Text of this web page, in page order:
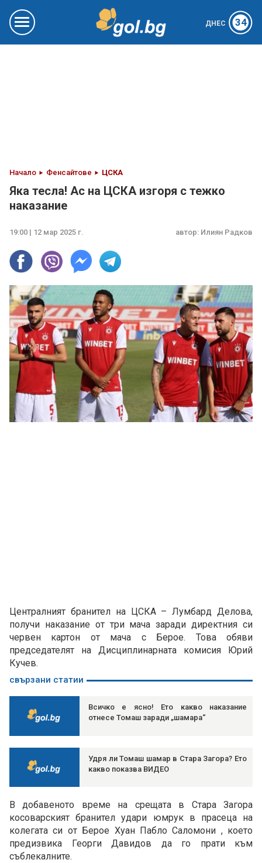
ДНЕС 34
Начало Фенсайтове ЦСКА
Яка тесла! Ас на ЦСКА изгоря с тежко
наказание
19:00 | 12 мар 2025 г. автор: Илиян Радков
Централният бранител на ЦСКА – Лумбард Делова,
получи наказание от три мача заради директния си
червен картон от мача с Берое. Това обяви
председателят на Дисциплинарната комисия Юрий
Кучев.
свързани статии
Всичко е ясно! Ето какво наказание
отнесе Томаш заради „шамара“
Удря ли Томаш шамар в Стара Загора? Ето
какво показва ВИДЕО
В добавеното време на срещата в Стара Загора
косоварският бранител удари юмрук в прасеца на
колегата си от Берое Хуан Пабло Саломони , което
предизвика Георги Давидов да го прати към
съблекалните.